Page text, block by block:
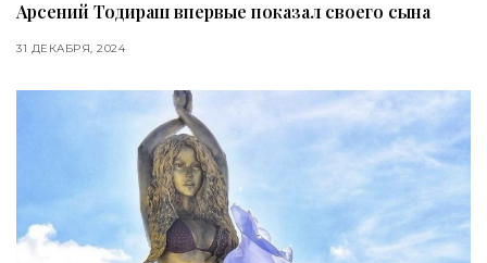
Арсений Тодираш впервые показал своего сына
31 ДЕКАБРЯ, 2024